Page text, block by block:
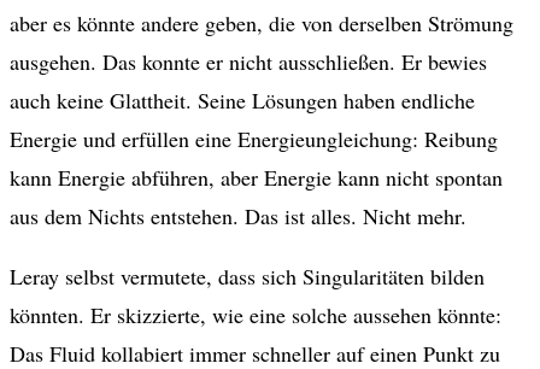
aber es könnte andere geben, die von derselben Strömung
ausgehen. Das konnte er nicht ausschließen. Er bewies
auch keine Glattheit. Seine Lösungen haben endliche
Energie und erfüllen eine Energieungleichung: Reibung
kann Energie abführen, aber Energie kann nicht spontan
aus dem Nichts entstehen. Das ist alles. Nicht mehr.
Leray selbst vermutete, dass sich Singularitäten bilden
könnten. Er skizzierte, wie eine solche aussehen könnte:
Das Fluid kollabiert immer schneller auf einen Punkt zu